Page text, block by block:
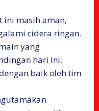
ini masih aman,
cidera ringan.
yang
hari ini.
baik oleh tim